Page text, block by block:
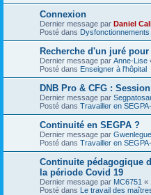
Connexion
Dernier message par Daniel
Posté dans Dysfonctionnements
Recherche d'un juré
Dernier message par Anne-Lise
Posté dans Enseigner à l'hôpital
DNB Pro & CFG :
Dernier message par
Posté dans Travailler en
Continuité en SEGPA ?
Dernier message par
Posté dans Travailler en
Continuite pédagogique
la période Covid 19
Dernier message par MC6751 «
Posté dans Le travail des